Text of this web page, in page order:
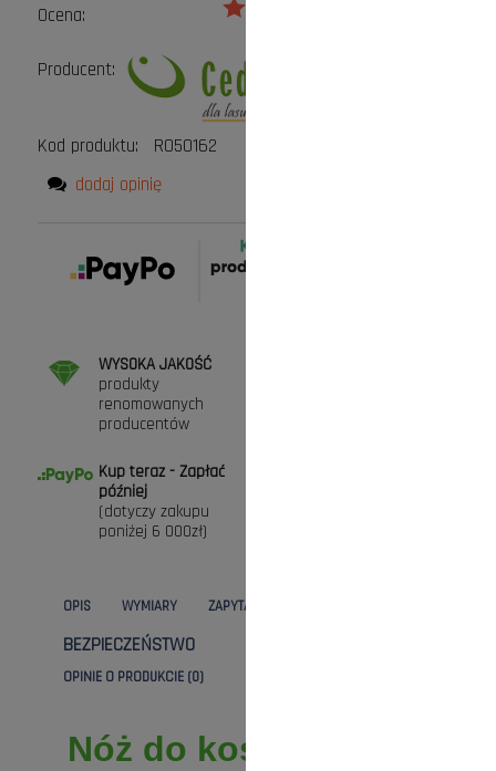
Ocena:
Producent:
Kod produktu:
RO50162
dodaj opinię
WYSOKA JAKOŚĆ
produkty
renomowanych
producentów
Kup teraz - Zapłać
później
(dotyczy zakupu
poniżej 6 000zł)
OPIS WYMIARY ZAPYTANIE
BEZPIECZEŃSTWO
OPINIE O PRODUKCIE (0)
Nóż do kosiarki Stiga